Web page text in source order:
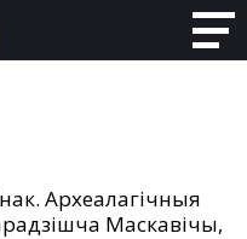
Маскавічы,